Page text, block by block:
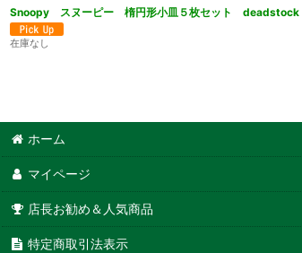
Snoopy スヌーピー 楕円形小皿５枚セット deadstock
在庫なし
ホーム
マイページ
店長お勧め＆人気商品
特定商取引法表示